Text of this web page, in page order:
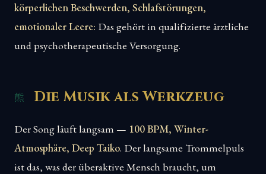
körperlichen Beschwerden, Schlafstörungen,
emotionaler Leere: Das gehört in qualifizierte ärztliche
und psychotherapeutische Versorgung.
Die Musik als Werkzeug
Der Song läuft langsam — 100 BPM, Winter-
Atmosphäre, Deep Taiko. Der langsame Trommelpuls
ist das, was der überaktive Mensch braucht, um